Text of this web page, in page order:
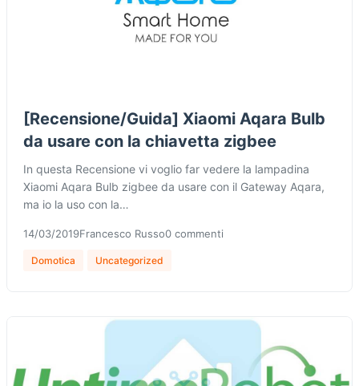
[Recensione/Guida] Xiaomi Aqara Bulb
da usare con la chiavetta zigbee
In questa Recensione vi voglio far vedere la lampadina
Xiaomi Aqara Bulb zigbee da usare con il Gateway Aqara,
ma io la uso con la…
14/03/2019Francesco Russo0 commenti
Domotica Uncategorized